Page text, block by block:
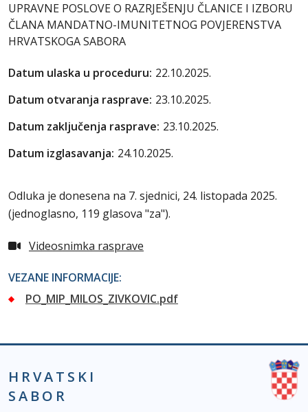
UPRAVNE POSLOVE O RAZRJEŠENJU ČLANICE I IZBORU
ČLANA MANDATNO-IMUNITETNOG POVJERENSTVA
HRVATSKOGA SABORA
Datum ulaska u proceduru: 22.10.2025.
Datum otvaranja rasprave: 23.10.2025.
Datum zaključenja rasprave: 23.10.2025.
Datum izglasavanja: 24.10.2025.
Odluka je donesena na 7. sjednici, 24. listopada 2025.
(jednoglasno, 119 glasova "za").
Videosnimka rasprave
VEZANE INFORMACIJE:
PO_MIP_MILOS_ZIVKOVIC.pdf
HRVATSKI
SABOR